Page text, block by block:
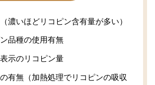
濃いほどリコピン含有量が多い）
品種の使用有無
示のリコピン量
有無（加熱処理でリコピンの吸収